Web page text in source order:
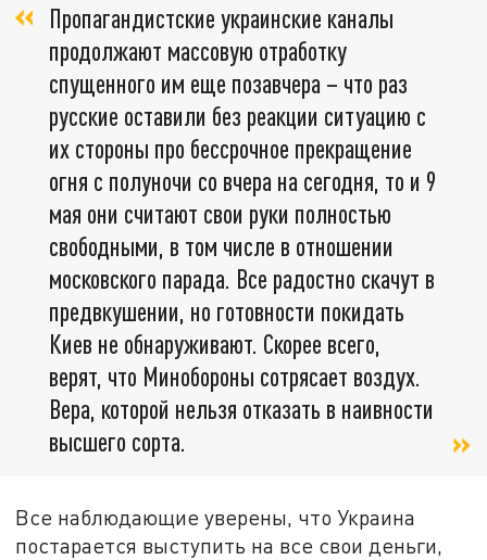
Пропагандистские украинские каналы
продолжают массовую отработку
спущенного им еще позавчера – что раз
русские оставили без реакции ситуацию с
их стороны про бессрочное прекращение
огня с полуночи со вчера на сегодня, то и 9
мая они считают свои руки полностью
свободными, в том числе в отношении
московского парада. Все радостно скачут в
предвкушении, но готовности покидать
Киев не обнаруживают. Скорее всего,
верят, что Минобороны сотрясает воздух.
Вера, которой нельзя отказать в наивности
высшего сорта.
Все наблюдающие уверены, что Украина
постарается выступить на все свои деньги,